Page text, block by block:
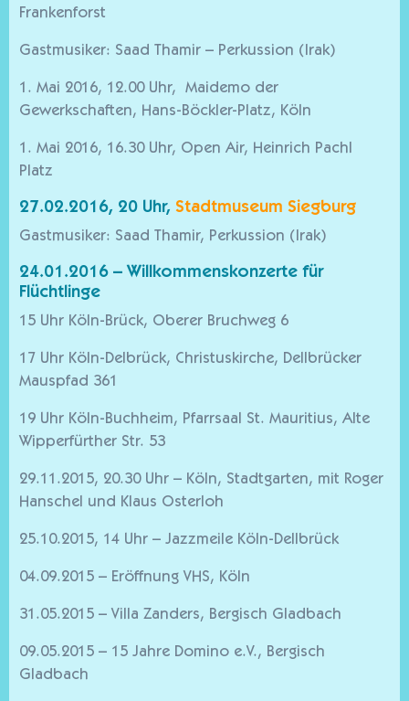
Frankenforst
Gastmusiker: Saad Thamir – Perkussion (Irak)
1. Mai 2016, 12.00 Uhr, Maidemo der
Gewerkschaften, Hans-Böckler-Platz, Köln
1. Mai 2016, 16.30 Uhr, Open Air, Heinrich Pachl
Platz
27.02.2016, 20 Uhr, Stadtmuseum Siegburg
Gastmusiker: Saad Thamir, Perkussion (Irak)
24.01.2016 – Willkommenskonzerte für
Flüchtlinge
15 Uhr Köln-Brück, Oberer Bruchweg 6
17 Uhr Köln-Delbrück, Christuskirche, Dellbrücker
Mauspfad 361
19 Uhr Köln-Buchheim, Pfarrsaal St. Mauritius, Alte
Wipperfürther Str. 53
29.11.2015, 20.30 Uhr – Köln, Stadtgarten, mit Roger
Hanschel und Klaus Osterloh
25.10.2015, 14 Uhr – Jazzmeile Köln-Dellbrück
04.09.2015 – Eröffnung VHS, Köln
31.05.2015 – Villa Zanders, Bergisch Gladbach
09.05.2015 – 15 Jahre Domino e.V., Bergisch
Gladbach